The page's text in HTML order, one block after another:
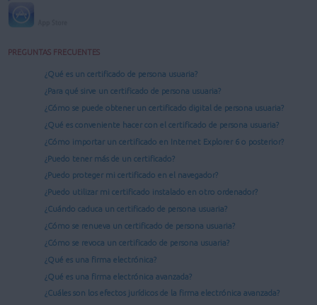
PREGUNTAS FRECUENTES
¿Qué es un certificado de persona usuaria?
¿Para qué sirve un certificado de persona usuaria?
¿Cómo se puede obtener un certificado digital de persona usuaria?
¿Qué es conveniente hacer con el certificado de persona usuaria?
¿Cómo importar un certificado en Internet Explorer 6 o posterior?
¿Puedo tener más de un certificado?
¿Puedo proteger mi certificado en el navegador?
¿Puedo utilizar mi certificado instalado en otro ordenador?
¿Cuándo caduca un certificado de persona usuaria?
¿Cómo se renueva un certificado de persona usuaria?
¿Cómo se revoca un certificado de persona usuaria?
¿Qué es una firma electrónica?
¿Qué es una firma electrónica avanzada?
¿Cuáles son los efectos jurídicos de la firma electrónica avanzada?